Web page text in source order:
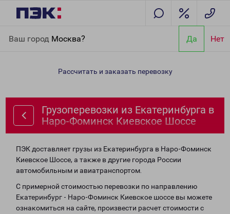
Ваш город Москва? Да Нет
Наро-Фоминск Киевское Шоссе
Рассчитать и заказать перевозку
Грузоперевозки из Екатеринбурга в
Наро-Фоминск Киевское Шоссе
ПЭК доставляет грузы из Екатеринбурга в Наро-Фоминск
Киевское Шоссе, а также в другие города России
автомобильным и авиатранспортом.
С примерной стоимостью перевозки по направлению
Екатеринбург - Наро-Фоминск Киевское шоссе вы можете
ознакомиться на сайте, произвести расчет стоимости с